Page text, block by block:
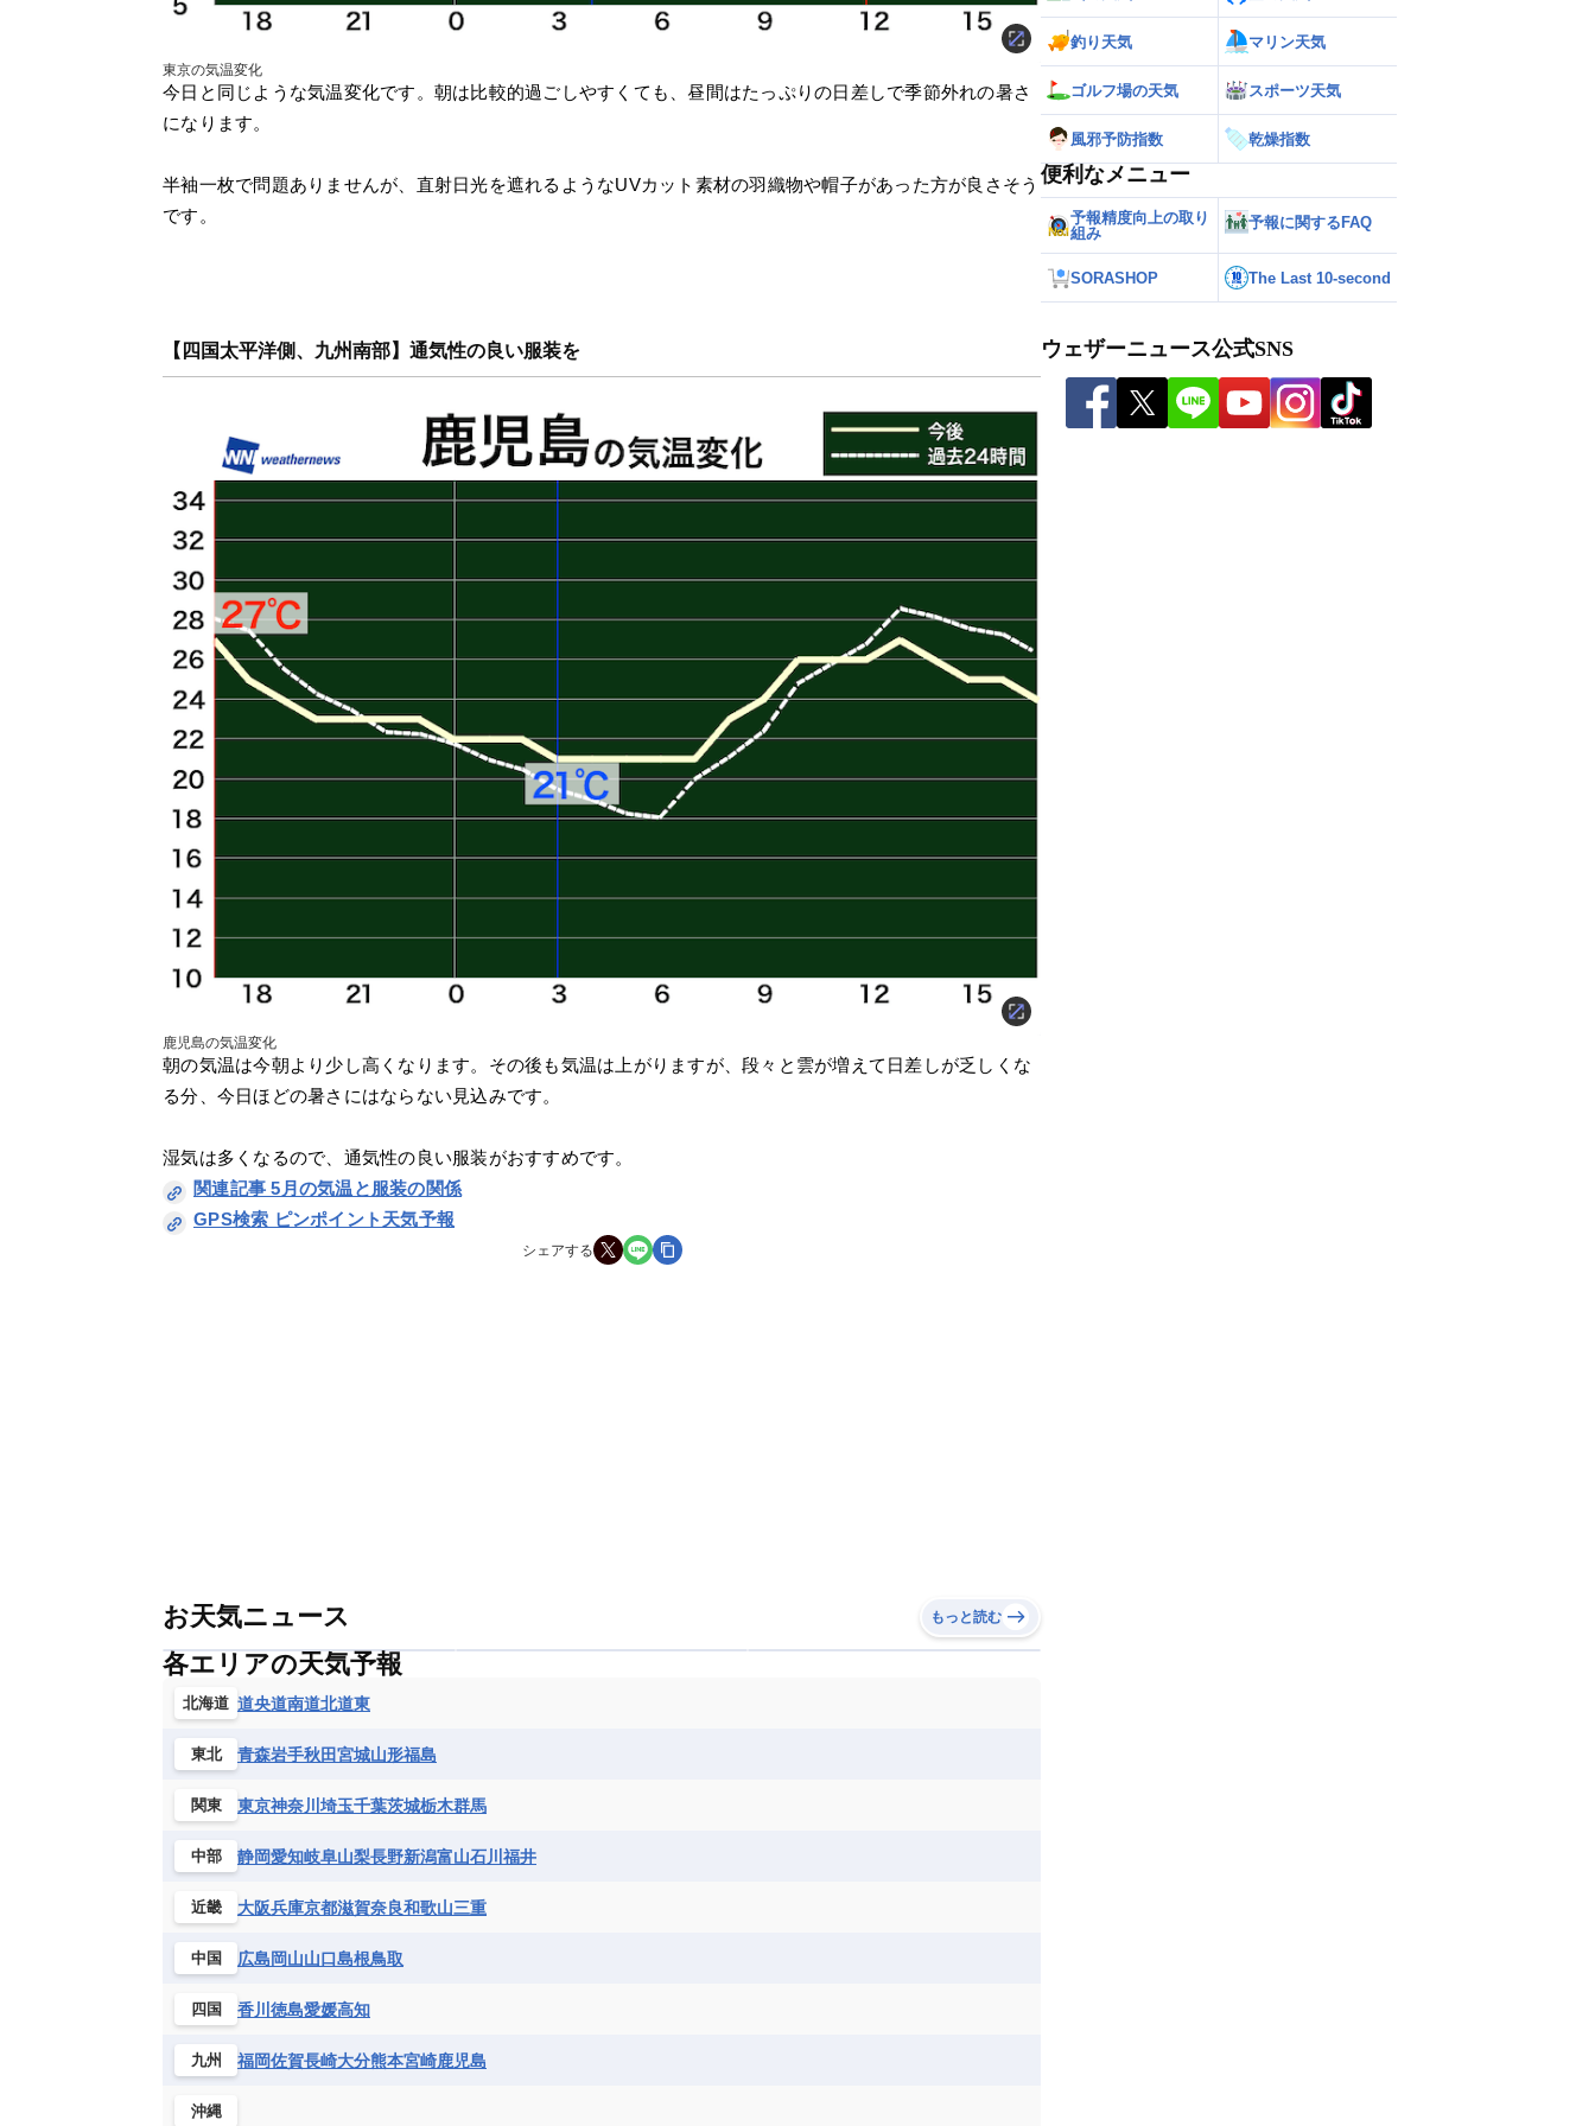
東京の気温変化
今日と同じような気温変化です。朝は比較的過ごしやすくても、昼間はたっぷりの日差しで季節外れの暑さ
になります。
半袖一枚で問題ありませんが、直射日光を遮れるようなUVカット素材の羽織物や帽子があった方が良さそう
です。
【四国太平洋側、九州南部】通気性の良い服装を
鹿児島の気温変化
朝の気温は今朝より少し高くなります。その後も気温は上がりますが、段々と雲が増えて日差しが乏しくな
る分、今日ほどの暑さにはならない見込みです。
湿気は多くなるので、通気性の良い服装がおすすめです。
関連記事 5月の気温と服装の関係
GPS検索 ピンポイント天気予報
シェアする
お天気ニュース もっと読む
各エリアの天気予報
北海道 道央道南道北道東
東北 青森岩手秋田宮城山形福島
関東 東京神奈川 埼玉千葉茨城栃木群馬
中部 静岡愛知岐阜山梨長野新潟富山石川 福井
近畿 大阪兵庫京都滋賀奈良和歌山三重
中国 広島岡山山口島根鳥取
四国 香川 徳島愛媛高知
九州 福岡佐賀長崎大分熊本宮崎鹿児島
沖縄
釣り天気 マリン天気
ゴルフ場の天気 スポーツ天気
風邪予防指数 乾燥指数
便利なメニュー
予報精度向上の取り
組み
予報に関するFAQ
SORASHOP The Last 10-second
ウェザーニュース公式SNS